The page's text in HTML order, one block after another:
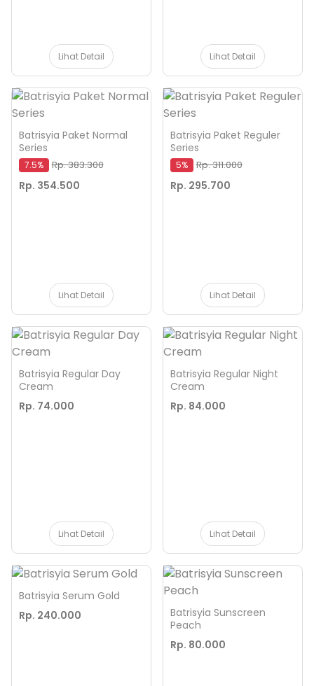
Lihat Detail Lihat Detail
Batrisyia Paket Normal
Series
7.5% Rp. 383.300
Rp. 354.500
Lihat Detail
Batrisyia Paket Reguler
Series
5% Rp. 311.000
Rp. 295.700
Lihat Detail
Batrisyia Regular Day
Cream
Rp. 74.000
Lihat Detail
Batrisyia Regular Night
Cream
Rp. 84.000
Lihat Detail
Batrisyia Serum Gold
Rp. 240.000
Batrisyia Sunscreen
Peach
Rp. 80.000